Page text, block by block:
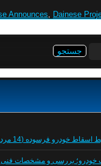
Announces, Dainese
خودرو فرسوده (14 مرداد 1405)